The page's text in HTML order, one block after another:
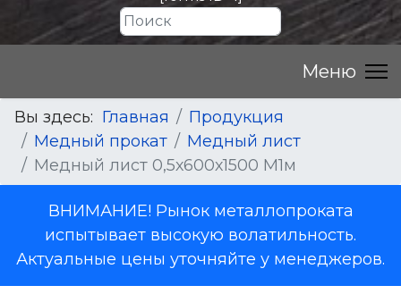
Вы здесь: Главная
Продукция
Медный прокат
Медный лист
Медный лист 0,5х600х1500 М1м
ВНИМАНИЕ! Рынок металлопроката
испытывает высокую волатильность.
Актуальные цены уточняйте у менеджеров.